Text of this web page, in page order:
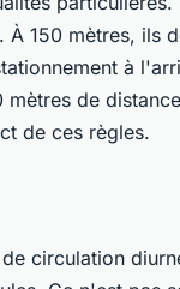
À 150 mètres, ils
à
de
de ces règles.
circulation